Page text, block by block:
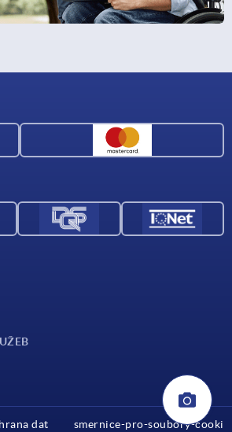
dat smernice-pro-soubory-cooki